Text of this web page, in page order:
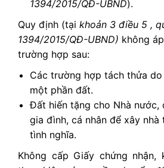
1394/2015/QĐ-UBND).
Quy định (tại khoản 3 điều 5 ,
1394/2015/QĐ-UBND) không
trường hợp sau:
Các trường hợp tách thửa
một phần đất.
Đất hiến tặng cho Nhà nước,
gia đình, cá nhân để xây nhà
tình nghĩa.
Không cấp Giấy chứng nhận,